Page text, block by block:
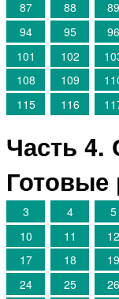
87
88 89
94
95 96
101
102
108
109
115
116
Часть 4.
3 4 5
10
11 12
17
18 19
24
25 26